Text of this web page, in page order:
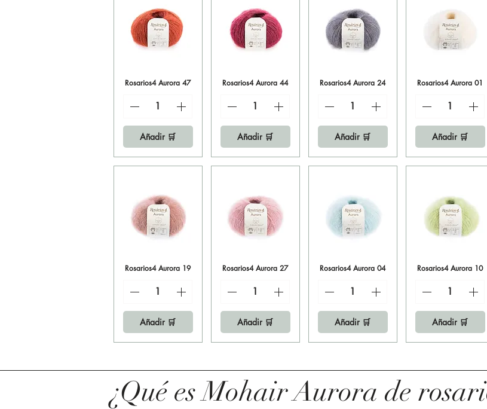
Vista rápida
Rosarios4 Aurora 47
Añadir 🛒
Vista rápida
Rosarios4 Aurora 44
Añadir 🛒
Vista rápida
Rosarios4 Aurora 24
Añadir 🛒
Vista rápida
Rosarios4 Aurora 01
Añadir 🛒
Vista rápida
Rosarios4 Aurora 19
Añadir 🛒
Vista rápida
Rosarios4 Aurora 27
Añadir 🛒
Vista rápida
Rosarios4 Aurora 04
Añadir 🛒
Vista rápida
Rosarios4 Aurora 10
Añadir 🛒
¿Qué es Mohair Aurora de